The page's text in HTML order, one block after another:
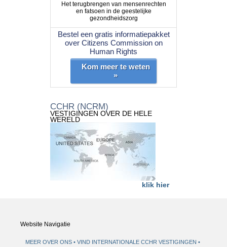
Het terugbrengen van mensenrechten
en fatsoen in de geestelijke
gezondheidszorg
Bestel een gratis informatiepakket
over Citizens Commission on
Human Rights
Kom meer te weten
»
CCHR (NCRM)
VESTIGINGEN OVER DE HELE
WERELD
klik hier
Website Navigatie
MEER OVER ONS VIND INTERNATIONALE CCHR VESTIGINGEN